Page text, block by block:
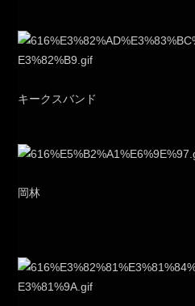
キークスバンド
岡林